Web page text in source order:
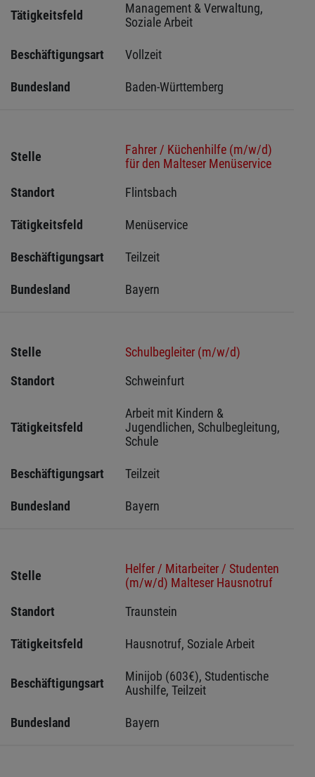
Tätigkeitsfeld
Management & Verwaltung,
Soziale Arbeit
Beschäftigungsart Vollzeit
Bundesland Baden-Württemberg
Stelle
Fahrer / Küchenhilfe (m/w/d)
für den Malteser Menüservice
Standort
Flintsbach
Tätigkeitsfeld Menüservice
Beschäftigungsart Teilzeit
Bundesland Bayern
Stelle
Schulbegleiter (m/w/d)
Standort
Schweinfurt
Tätigkeitsfeld
Arbeit mit Kindern &
Jugendlichen, Schulbegleitung,
Schule
Beschäftigungsart Teilzeit
Bundesland Bayern
Stelle
Helfer / Mitarbeiter / Studenten
(m/w/d) Malteser Hausnotruf
Standort
Traunstein
Tätigkeitsfeld Hausnotruf, Soziale Arbeit
Beschäftigungsart
Minijob (603€), Studentische
Aushilfe, Teilzeit
Bundesland Bayern